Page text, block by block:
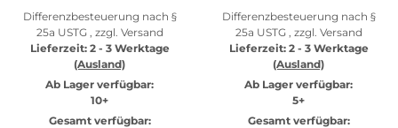
Differenzbesteuerung nach §
25a USTG , zzgl. Versand
Lieferzeit: 2 - 3 Werktage
(Ausland)
Ab Lager verfügbar:
10+
Gesamt verfügbar:
Differenzbesteuerung nach §
25a USTG , zzgl. Versand
Lieferzeit: 2 - 3 Werktage
(Ausland)
Ab Lager verfügbar:
5+
Gesamt verfügbar: